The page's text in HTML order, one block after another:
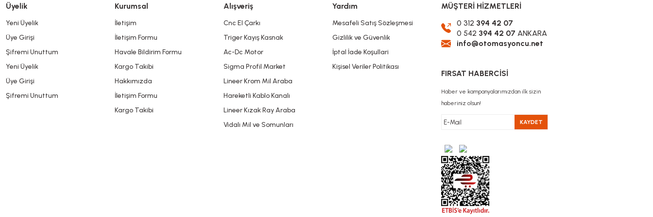
Üyelik
Yeni Üyelik
Üye Girişi
Şifremi Unuttum
Yeni Üyelik
Üye Girişi
Şifremi Unuttum
Kurumsal
İletişim
İletişim Formu
Havale Bildirim Formu
Kargo Takibi
Hakkımızda
İletişim Formu
Kargo Takibi
Alışveriş
Cnc El Çarkı
Triger Kayış Kasnak
Ac-Dc Motor
Sigma Profil Market
Lineer Krom Mil Araba
Hareketli Kablo Kanalı
Lineer Kızak Ray Araba
Vidalı Mil ve Somunları
Yardım
Mesafeli Satış Sözleşmesi
Gizlilik ve Güvenlik
İptal İade Koşullari
Kişisel Veriler Politikası
MÜŞTERİ HİZMETLERİ
0 312 394 42 07
0 542 394 42 07 ANKARA
info@otomasyoncu.net
FIRSAT HABERCİSİ
Haber ve kampanyalarımızdan ilk sizin
haberiniz olsun!
KAYDET